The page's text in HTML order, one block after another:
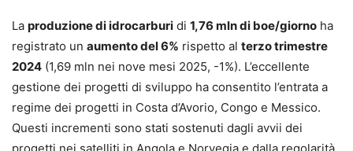
La produzione di idrocarburi di 1,76 mln di boe/giorno ha
registrato un aumento del 6% rispetto al terzo trimestre
2024 (1,69 mln nei nove mesi 2025, -1%). L’eccellente
gestione dei progetti di sviluppo ha consentito l’entrata a
regime dei progetti in Costa d’Avorio, Congo e Messico.
Questi incrementi sono stati sostenuti dagli avvii dei